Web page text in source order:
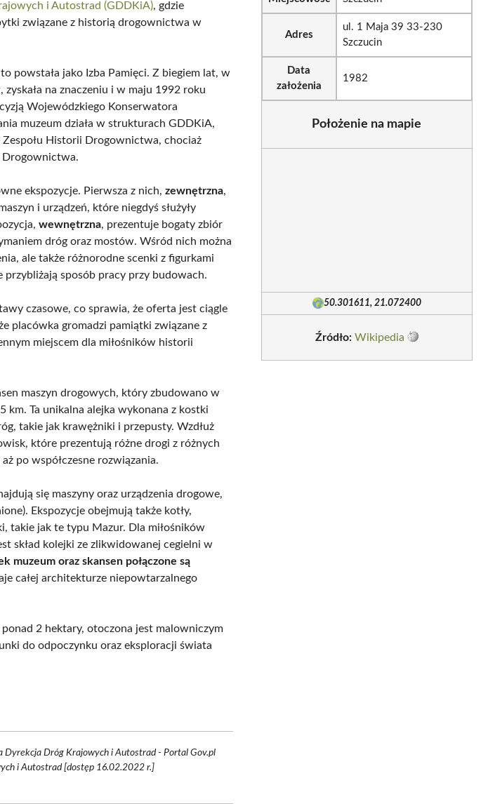
i Autostrad (GDDKiA), gdzie
związane z historią drogownictwa w
powstała jako Izba Pamięci. Z biegiem lat, w
na znaczeniu i w maju 1992 roku
Wojewódzkiego Konserwatora
muzeum działa w strukturach GDDKiA,
Historii Drogownictwa, chociaż
Drogownictwa.
ekspozycje. Pierwsza z nich,zewnętrzna,
i urządzeń, które niegdyś służyły
wewnętrzna, prezentuje bogaty zbiór
dróg oraz mostów. Wśród nich można
ale także różnorodne scenki z figurkami
sposób pracy przy budowach.
czasowe, co sprawia, że oferta jest ciągle
placówka gromadzi pamiątki związane z
miejscem dla miłośników historii
maszyn drogowych, który zbudowano w
km. Ta unikalna alejka wykonana z kostki
takie jak krawężniki i przepusty. Wzdłuż
które prezentują różne drogi z różnych
po współczesne rozwiązania.
się maszyny oraz urządzenia drogowe,
Ekspozycje obejmują także kotły,
takie jak te typu Mazur. Dla miłośników
skład kolejki ze zlikwidowanej cegielni w
muzeum oraz skansen połączone są
całej architekturze niepowtarzalnego
2 hektary, otoczona jest malowniczym
do odpoczynku oraz eksploracji świata
Dyrekcja Dróg Krajowych i Autostrad - Portal Gov.pl
i Autostrad [dostęp 16.02.2022 r.]
Adres
ul. 1 Maja 39 33-230
Szczucin
Data
założenia
1982
Położenie na mapie
50.301611, 21.072400
Źródło: Wikipedia